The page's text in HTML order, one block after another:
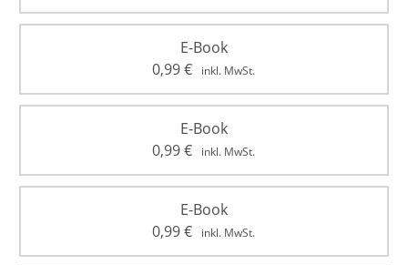
E-Book
0,99€ inkl. MwSt.
E-Book
0,99€ inkl. MwSt.
E-Book
0,99€ inkl. MwSt.